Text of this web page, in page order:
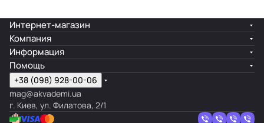
Интернет-магазин
Компания
Информация
Помощь
+38 (098) 928-00-06
mag@akvademi.ua
г. Киев, ул. Филатова, 2/1